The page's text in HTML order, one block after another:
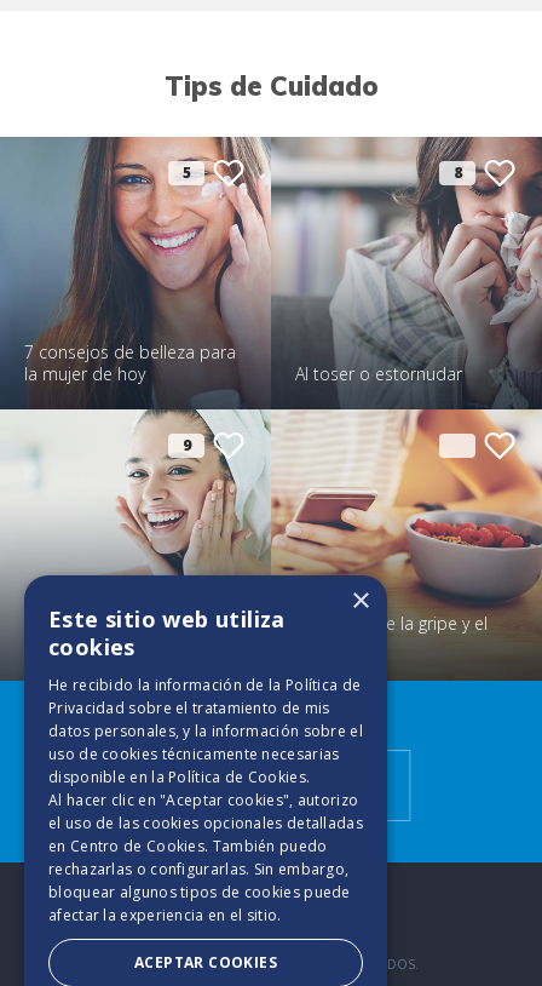
Tips de Cuidado
5
7 consejos de belleza para
la mujer de hoy
8
Al toser o estornudar
9
Consejos para una piel seca
Cuidados de la gripe y el
Descubre más
Tips de Cuidado
2025. TODOS LOS DERECHOS RESERVADOS.
×
Este sitio web utiliza
cookies
He recibido la información de la Política de
Privacidad sobre el tratamiento de mis
datos personales, y la información sobre el
uso de cookies técnicamente necesarias
disponible en la Política de Cookies.
Al hacer clic en "Aceptar cookies", autorizo
el uso de las cookies opcionales detalladas
en Centro de Cookies. También puedo
rechazarlas o configurarlas. Sin embargo,
bloquear algunos tipos de cookies puede
afectar la experiencia en el sitio.
ACEPTAR COOKIES